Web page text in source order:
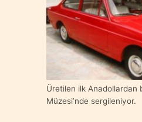
Üretilen ilk Anadollardan
Müzesi’nde sergileniyor.